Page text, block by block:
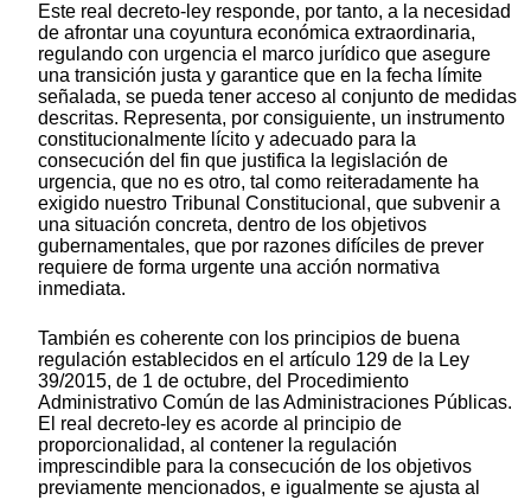
Este real decreto-ley responde, por tanto, a la necesidad
de afrontar una coyuntura económica extraordinaria,
regulando con urgencia el marco jurídico que asegure
una transición justa y garantice que en la fecha límite
señalada, se pueda tener acceso al conjunto de medidas
descritas. Representa, por consiguiente, un instrumento
constitucionalmente lícito y adecuado para la
consecución del fin que justifica la legislación de
urgencia, que no es otro, tal como reiteradamente ha
exigido nuestro Tribunal Constitucional, que subvenir a
una situación concreta, dentro de los objetivos
gubernamentales, que por razones difíciles de prever
requiere de forma urgente una acción normativa
inmediata.
También es coherente con los principios de buena
regulación establecidos en el artículo 129 de la Ley
39/2015, de 1 de octubre, del Procedimiento
Administrativo Común de las Administraciones Públicas.
El real decreto-ley es acorde al principio de
proporcionalidad, al contener la regulación
imprescindible para la consecución de los objetivos
previamente mencionados, e igualmente se ajusta al